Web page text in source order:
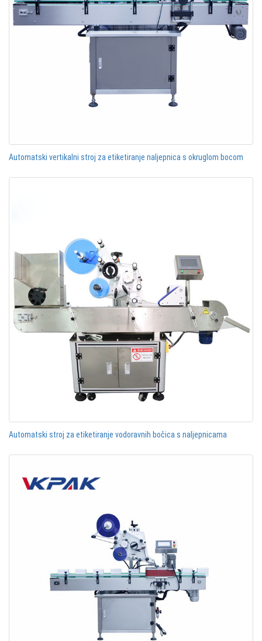
Automatski vertikalni stroj za etiketiranje naljepnica s okruglom bocom
Automatski stroj za etiketiranje vodoravnih bočica s naljepnicama